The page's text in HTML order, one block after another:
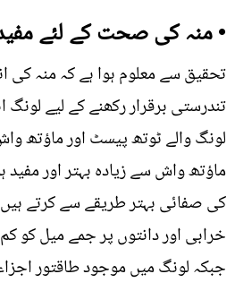
• منہ کی صحت کے لئے
تحقیق سے معلوم ہوا ہے کہ منہ
تندرستی برقرار رکھنے کے لیے لونگ
لونگ والے ٹوتھ پیسٹ اور ماؤتھ
ماؤتھ واش سے زیادہ بہتر اور
کی صفائی بہتر طریقے سے کرتے
خرابی اور دانتوں پر جمے میل کو
جبکہ لونگ میں موجود طاقتور